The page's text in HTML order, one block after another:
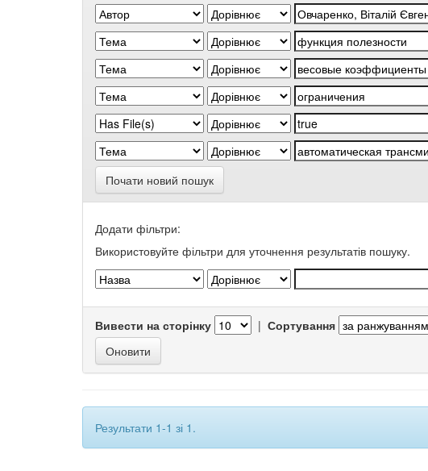
Почати новий пошук
Додати фільтри:
Використовуйте фільтри для уточнення результатів пошуку.
Вивести на сторінку | Сортування
Результати 1-1 зі 1.